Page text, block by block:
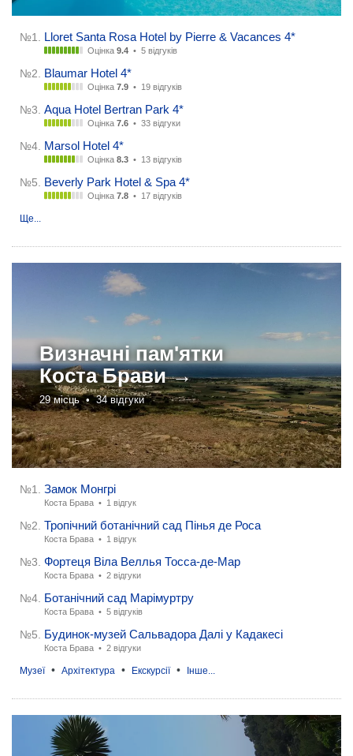
№1. Lloret Santa Rosa Hotel by Pierre & Vacances 4*
Оцінка 9.4 • 5 відгуків
№2. Blaumar Hotel 4*
Оцінка 7.9 • 19 відгуків
№3. Aqua Hotel Bertran Park 4*
Оцінка 7.6 • 33 відгуки
№4. Marsol Hotel 4*
Оцінка 8.3 • 13 відгуків
№5. Beverly Park Hotel & Spa 4*
Оцінка 7.8 • 17 відгуків
Ще...
Визначні пам'ятки
Коста Брави →
29 місць •34 відгуки
№1. Замок Монгрі
Коста Брава • 1 відгук
№2. Тропічний ботанічний сад Пінья де Роса
Коста Брава • 1 відгук
№3. Фортеця Віла Веллья Тосса-де-Мар
Коста Брава • 2 відгуки
№4. Ботанічний сад Марімуртру
Коста Брава • 5 відгуків
№5. Будинок-музей Сальвадора Далі у Кадакесі
Коста Брава • 2 відгуки
Музеї• Архітектура • Екскурсії• Інше...